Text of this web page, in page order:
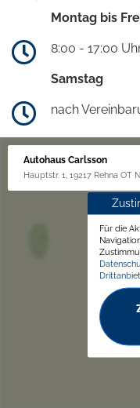
Montag bis
8:00 - 17:00
Samstag
nach
Autohaus Carlsson
Hauptstr. 1, 19217 Rehna OT
Für die